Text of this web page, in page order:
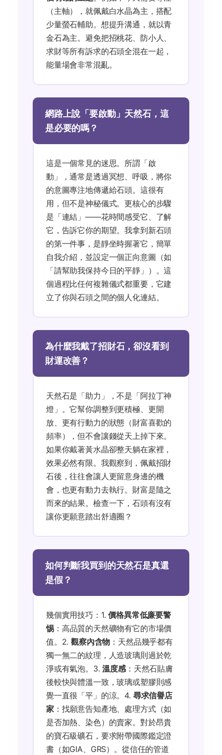
（主軸），就佩戴白水晶為主，搭配
少量螢石輔助。想提升溝通，就以青
金石為主。避免把招桃花、防小人、
求財等所有訴求的石頭全混在一起，
能量場會非常混亂。
網路上說「要啟動」天然石，這
是必要的嗎？
這是一個常見的迷思。所謂「啟
動」，通常是透過冥想、呼吸，將你
的意圖專注地傳遞給石頭。這很有
用，但不是神秘儀式。更核心的步驟
是「連結」——花時間感受它、了解
它，告訴它你的期望。我拿到新石頭
的第一件事，是靜坐時握著它，簡單
自我介紹，並設定一個正向意圖（如
「請幫助我保持今日的平靜」）。這
個過程比任何複雜儀式都重要，它建
立了你與石頭之間的個人化連結。
為什麼我戴了招財石，卻沒看到
財運改善？
天然石是「助力」，不是「阿拉丁神
燈」。它幫你調整到更積極、更開
放、更有行動力的狀態（財富喜歡的
頻率），但不會讓錢從天上掉下來。
如果你戴著黃水晶卻整天躺在家裡，
效果必然有限。我觀察到，佩戴招財
石後，往往會讓人更留意身邊的機
會，也更有動力去執行。財富是隨之
而來的結果。檢查一下，石頭有沒有
讓你更願意踏出舒適圈？
如何判斷我買到的天然石是真還
是假？
幾個實用技巧：1.價格異常低廉要警
惕：高品質的天然礦物有它的市場價
值。2.觀察內含物 ：天然品幾乎都有
獨一無二的紋理，人造玻璃則過於乾
淨或有氣泡。3.溫度感：天然石貼膚
後較快與體溫一致，玻璃或塑膠則感
覺一直很「平」的涼。4. 尋求信譽店
家：找願意告知產地、處理方式（如
是否加熱、染色）的賣家。對於昂貴
的寶石級礦石，要求附帶國際鑑定證
書（如GIA、GRS）。從信任的管道